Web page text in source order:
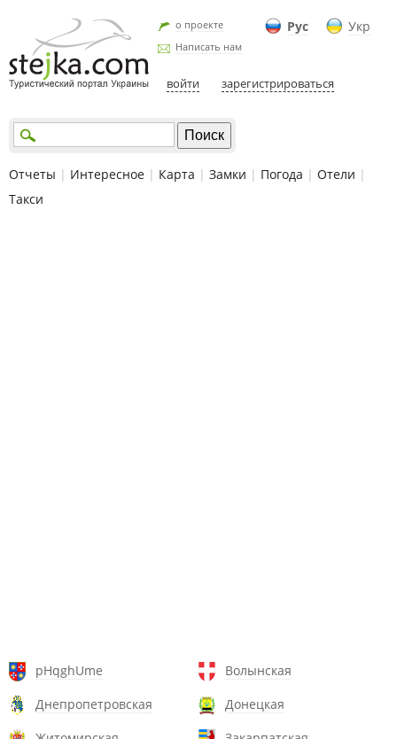
Рус Укр
о проекте
Написать нам
войти зарегистрироваться
Отчеты | Интересное | Карта | Замки | Погода | Отели |
Такси
pHqghUme
Волынская
Днепропетровская
Донецкая